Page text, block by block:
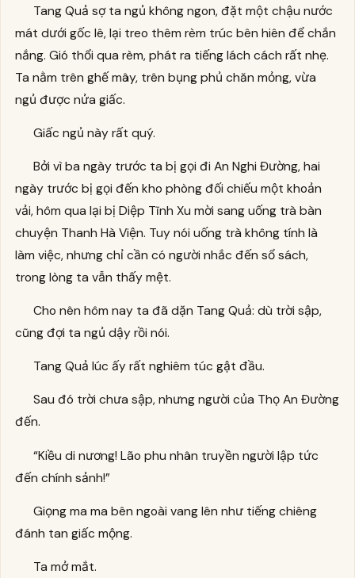
Tang Quả sợ ta ngủ không ngon, đặt một chậu nước
mát dưới gốc lê, lại treo thêm rèm trúc bên hiên để chắn
nắng. Gió thổi qua rèm, phát ra tiếng lách cách rất nhẹ.
Ta nằm trên ghế mây, trên bụng phủ chăn mỏng, vừa
ngủ được nửa giấc.
Giấc ngủ này rất quý.
Bởi vì ba ngày trước ta bị gọi đi An Nghi Đường, hai
ngày trước bị gọi đến kho phòng đối chiếu một khoản
vải, hôm qua lại bị Diệp Tĩnh Xu mời sang uống trà bàn
chuyện Thanh Hà Viện. Tuy nói uống trà không tính là
làm việc, nhưng chỉ cần có người nhắc đến sổ sách,
trong lòng ta vẫn thấy mệt.
Cho nên hôm nay ta đã dặn Tang Quả: dù trời sập,
cũng đợi ta ngủ dậy rồi nói.
Tang Quả lúc ấy rất nghiêm túc gật đầu.
Sau đó trời chưa sập, nhưng người của Thọ An Đường
đến.
“Kiều di nương! Lão phu nhân truyền người lập tức
đến chính sảnh!”
Giọng ma ma bên ngoài vang lên như tiếng chiêng
đánh tan giấc mộng.
Ta mở mắt.